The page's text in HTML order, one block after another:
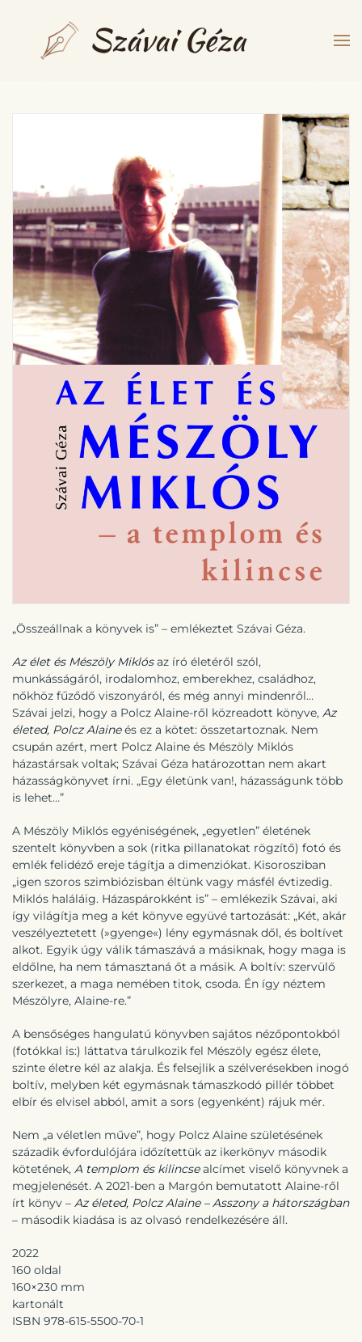
Fő tartalom átugrása
„Összeállnak a könyvek is” – emlékeztet Szávai Géza.
Az élet és Mészöly Miklósaz író életéről szól,
munkásságáról, irodalomhoz, emberekhez, családhoz,
nőkhöz fűződő viszonyáról, és még annyi mindenről…
Szávai jelzi, hogy a Polcz Alaine-ről közreadott könyve, Az
életed, Polcz Alaineés ez a kötet: összetartoznak. Nem
csupán azért, mert Polcz Alaine és Mészöly Miklós
házastársak voltak; Szávai Géza határozottan nem akart
házasságkönyvet írni. „Egy életünk van!, házasságunk több
is lehet…”
A Mészöly Miklós egyéniségének, „egyetlen” életének
szentelt könyvben a sok (ritka pillanatokat rögzítő) fotó és
emlék felidéző ereje tágítja a dimenziókat. Kisorosziban
„igen szoros szimbiózisban éltünk vagy másfél évtizedig.
Miklós haláláig. Házaspárokként is” – emlékezik Szávai, aki
így világítja meg a két könyve együvé tartozását: „Két, akár
veszélyeztetett (»gyenge«) lény egymásnak dől, és boltívet
alkot. Egyik úgy válik támaszává a másiknak, hogy maga is
eldőlne, ha nem támasztaná őt a másik. A boltív: szervülő
szerkezet, a maga nemében titok, csoda. Én így néztem
Mészölyre, Alaine-re.”
A bensőséges hangulatú könyvben sajátos nézőpontokból
(fotókkal is:) láttatva tárulkozik fel Mészöly egész élete,
szinte életre kél az alakja. És felsejlik a szélverésekben inogó
boltív, melyben két egymásnak támaszkodó pillér többet
elbír és elvisel abból, amit a sors (egyenként) rájuk mér.
Nem „a véletlen műve”, hogy Polcz Alaine születésének
századik évfordulójára időzítettük az ikerkönyv második
kötetének, A templom és kilincsealcímet viselő könyvnek a
megjelenését. A 2021-ben a Margón bemutatott Alaine-ről
írt könyv – Az életed, Polcz Alaine – Asszony a hátországban
– második kiadása is az olvasó rendelkezésére áll.
2022
160 oldal
160×230 mm
kartonált
ISBN 978-615-5500-70-1